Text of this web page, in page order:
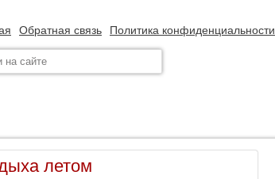
Обратная связь Политика конфиденциальности
летом